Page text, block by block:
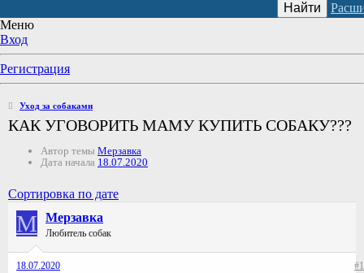
Найти
Меню
Вход
Регистрация
Уход за собаками
КАК УГОВОРИТЬ МАМУ КУПИТЬ СОБАКУ???
Автор темы Мерзавка
Дата начала 18.07.2020
Сортировка по дате
М Мерзавка
Любитель собак
18.07.2020 #1